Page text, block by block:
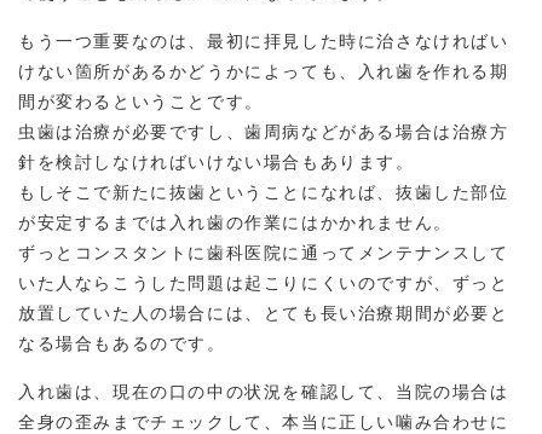
もう一つ重要なのは、最初に拝見した時に治さなければい
けない箇所があるかどうかによっても、入れ歯を作れる期
間が変わるということです。
虫歯は治療が必要ですし、歯周病などがある場合は治療方
針を検討しなければいけない場合もあります。
もしそこで新たに抜歯ということになれば、抜歯した部位
が安定するまでは入れ歯の作業にはかかれません。
ずっとコンスタントに歯科医院に通ってメンテナンスして
いた人ならこうした問題は起こりにくいのですが、ずっと
放置していた人の場合には、とても長い治療期間が必要と
なる場合もあるのです。
入れ歯は、現在の口の中の状況を確認して、当院の場合は
全身の歪みまでチェックして、本当に正しい噛み合わせに